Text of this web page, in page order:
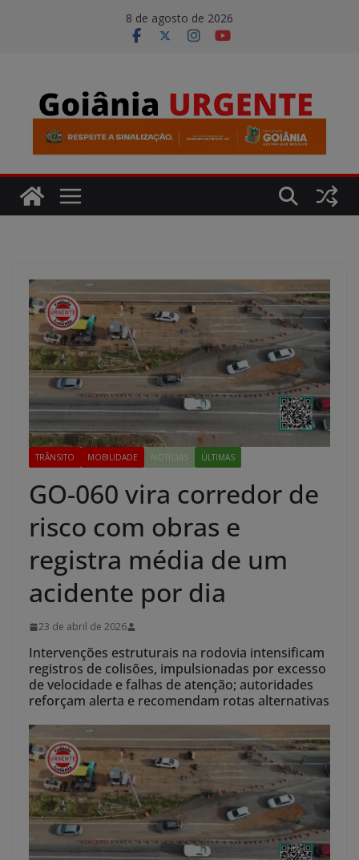
8 de agosto de 2026
TRÂNSITO MOBILIDADE NOTÍCIAS ÚLTIMAS
GO-060 vira corredor de
risco com obras e
registra média de um
acidente por dia
23 de abril de 2026
Intervenções estruturais na rodovia intensificam
registros de colisões, impulsionadas por excesso
de velocidade e falhas de atenção; autoridades
reforçam alerta e recomendam rotas alternativas
modal-check